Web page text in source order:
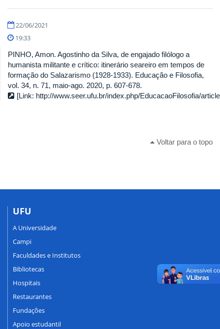
22/06/2021
19:33
PINHO, Amon. Agostinho da Silva, de engajado filólogo a
humanista militante e crítico: itinerário seareiro em tempos de
formação do Salazarismo (1928-1933). Educação e Filosofia,
vol. 34, n. 71, maio-ago. 2020, p. 607-678.
[Link: http://www.seer.ufu.br/index.php/EducacaoFilosofia/
Voltar para o topo
UFU
A Universidade
Campi
Faculdades e Institutos
Bibliotecas
Hospitais
Restaurantes
Fundações
Apoio estudantil